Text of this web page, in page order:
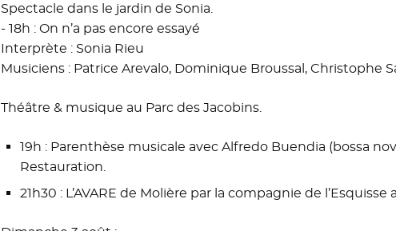
Spectacle dans le jardin de Sonia.
- 18h : On n’a pas encore essayé
Interprète : Sonia Rieu
Musiciens : Patrice Arevalo, Dominique Broussal, Christophe
Théâtre & musique au Parc des Jacobins.
19h : Parenthèse musicale avec Alfredo Buendia (bossa
Restauration.
21h30 : L’AVARE de Molière par la compagnie de